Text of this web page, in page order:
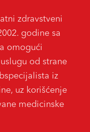
zdravstveni
godine sa
omogući
od strane
iz
uz korišćenje
medicinske